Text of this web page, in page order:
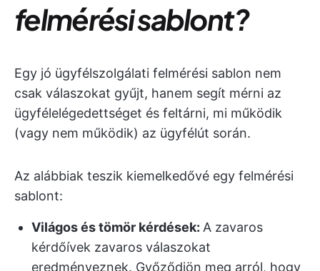
felmérési sablont?
Egy jó ügyfélszolgálati felmérési sablon nem
csak válaszokat gyűjt, hanem segít mérni az
ügyfélelégedettséget és feltárni, mi működik
(vagy nem működik) az ügyfélút során.
Az alábbiak teszik kiemelkedővé egy felmérési
sablont:
Világos és tömör kérdések: A zavaros
kérdőívek zavaros válaszokat
eredményeznek. Győződjön meg arról, hogy